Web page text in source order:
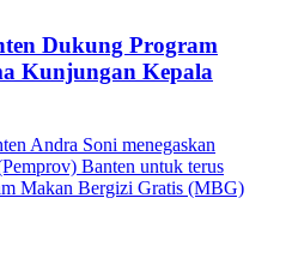
Dukung Program
Kunjungan Kepala
Andra Soni menegaskan
Banten untuk terus
Makan Bergizi Gratis (MBG)